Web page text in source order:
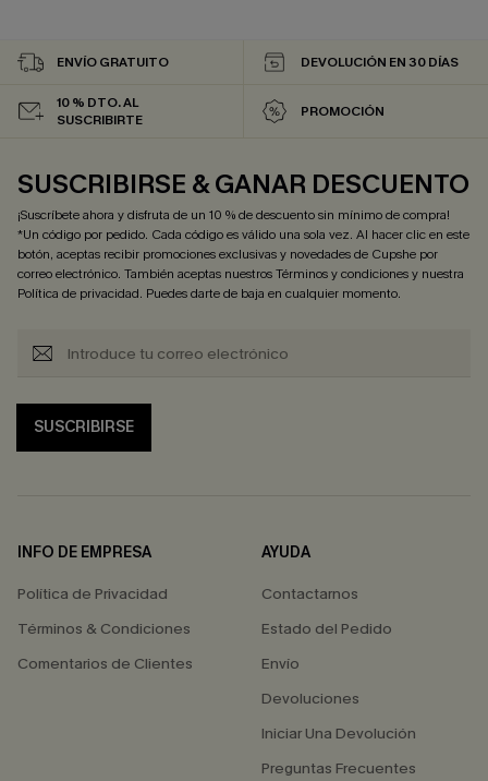
ENVÍO GRATUITO DEVOLUCIÓN EN 30 DÍAS
10 % DTO. AL
SUSCRIBIRTE
PROMOCIÓN
SUSCRIBIRSE & GANAR DESCUENTO
¡Suscríbete ahora y disfruta de un 10 % de descuento sin mínimo de compra!
*Un código por pedido. Cada código es válido una sola vez. Al hacer clic en este
botón, aceptas recibir promociones exclusivas y novedades de Cupshe por
correo electrónico. También aceptas nuestrosTérminos y condicionesy nuestra
Política de privacidad. Puedes darte de baja en cualquier momento.
SUSCRIBIRSE
INFO DE EMPRESA
Política de Privacidad
Términos & Condiciones
Comentarios de Clientes
AYUDA
Contactarnos
Estado del Pedido
Envío
Devoluciones
Iniciar Una Devolución
Preguntas Frecuentes